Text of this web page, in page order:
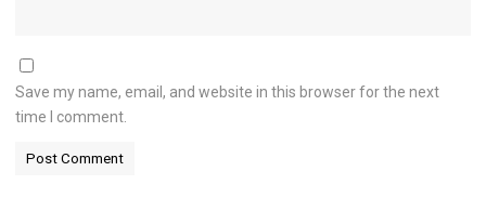
Save my name, email, and website in this browser for the next
time I comment.